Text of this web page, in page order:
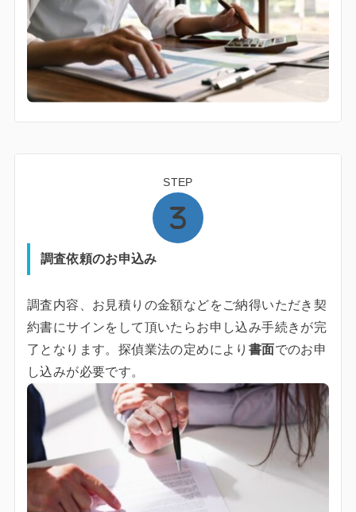
STEP
調査依頼のお申込み
調査内容、お見積りの金額などをご納得いただき契
約書にサインをして頂いたらお申し込み手続きが完
了となります。探偵業法の定めにより 書面でのお申
し込みが必要です。